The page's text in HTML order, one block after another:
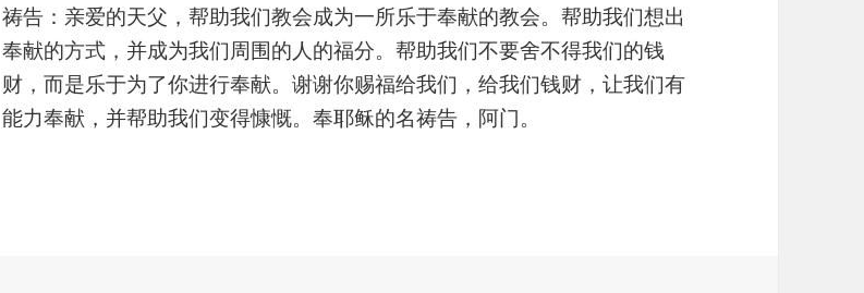
祷告：亲爱的天父，帮助我们教会成为一所乐于奉献的教会。帮助我们想出
奉献的方式，并成为我们周围的人的福分。帮助我们不要舍不得我们的钱
财，而是乐于为了你进行奉献。谢谢你赐福给我们，给我们钱财，让我们有
能力奉献，并帮助我们变得慷慨。奉耶稣的名祷告，阿门。